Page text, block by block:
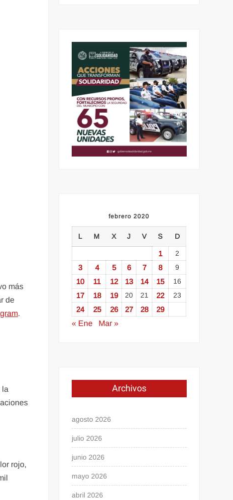
más
de
.
la
rojo,
febrero 2020
L M X J V S D
1 2
3 4 5 6 7 8 9
10 11 12 13 14 15 16
17 18 19 20 21 22 23
24 25 26 27 28
29
« Ene
Mar »
Archivos
agosto 2026
julio 2026
junio 2026
mayo 2026
abril 2026